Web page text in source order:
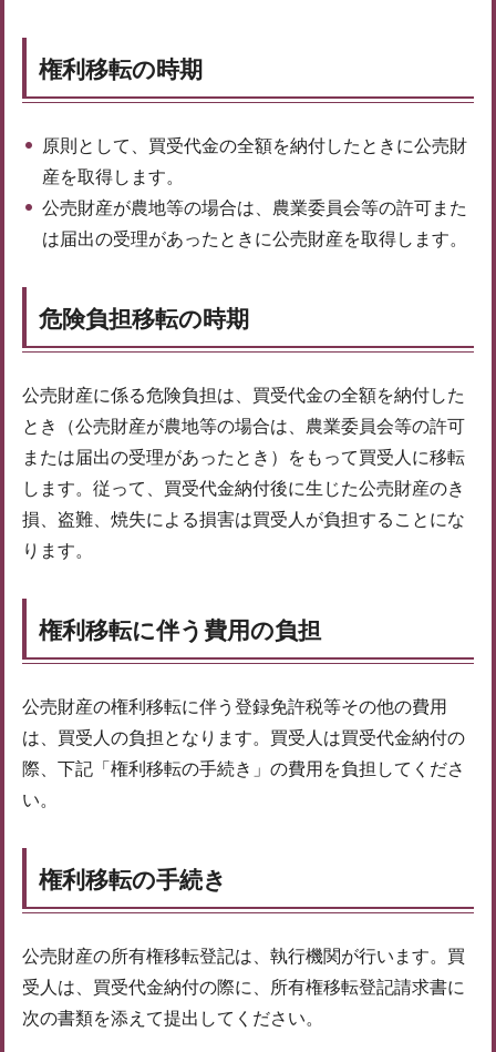
権利移転の時期
原則として、買受代金の全額を納付したときに公売財
産を取得します。
公売財産が農地等の場合は、農業委員会等の許可また
は届出の受理があったときに公売財産を取得します。
危険負担移転の時期
公売財産に係る危険負担は、買受代金の全額を納付した
とき（公売財産が農地等の場合は、農業委員会等の許可
または届出の受理があったとき）をもって買受人に移転
します。従って、買受代金納付後に生じた公売財産のき
損、盗難、焼失による損害は買受人が負担することにな
ります。
権利移転に伴う費用の負担
公売財産の権利移転に伴う登録免許税等その他の費用
は、買受人の負担となります。買受人は買受代金納付の
際、下記「権利移転の手続き」の費用を負担してくださ
い。
権利移転の手続き
公売財産の所有権移転登記は、執行機関が行います。買
受人は、買受代金納付の際に、所有権移転登記請求書に
次の書類を添えて提出してください。